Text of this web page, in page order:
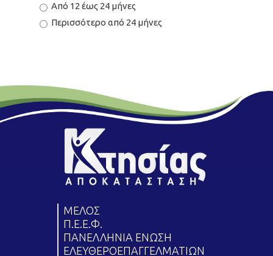
Από 12 έως 24 μήνες
Περισσότερο από 24 μήνες
ΜΕΛΟΣ
Π.Ε.Ε.Φ.
ΠΑΝΕΛΛΗΝΙΑ ΕΝΩΣΗ
ΕΛΕΥΘΕΡΟΕΠΑΓΓΕΛΜΑΤΙΩΝ